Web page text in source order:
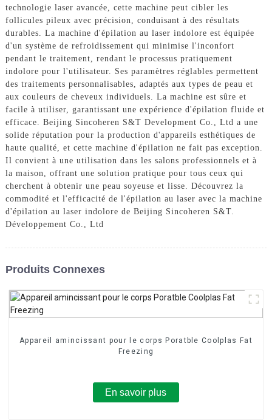
technologie laser avancée, cette machine peut cibler les
follicules pileux avec précision, conduisant à des résultats
durables. La machine d'épilation au laser indolore est équipée
d'un système de refroidissement qui minimise l'inconfort
pendant le traitement, rendant le processus pratiquement
indolore pour l'utilisateur. Ses paramètres réglables permettent
des traitements personnalisables, adaptés aux types de peau et
aux couleurs de cheveux individuels. La machine est sûre et
facile à utiliser, garantissant une expérience d'épilation fluide et
efficace. Beijing Sincoheren S&T Development Co., Ltd a une
solide réputation pour la production d'appareils esthétiques de
haute qualité, et cette machine d'épilation ne fait pas exception.
Il convient à une utilisation dans les salons professionnels et à
la maison, offrant une solution pratique pour tous ceux qui
cherchent à obtenir une peau soyeuse et lisse. Découvrez la
commodité et l'efficacité de l'épilation au laser avec la machine
d'épilation au laser indolore de Beijing Sincoheren S&T.
Développement Co., Ltd
Produits Connexes
Appareil amincissant pour le corps Poratble Coolplas Fat
Freezing
En savoir plus